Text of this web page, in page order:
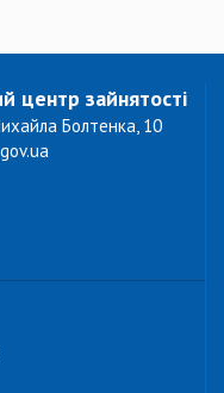
центр зайнятості
Болтенка, 10